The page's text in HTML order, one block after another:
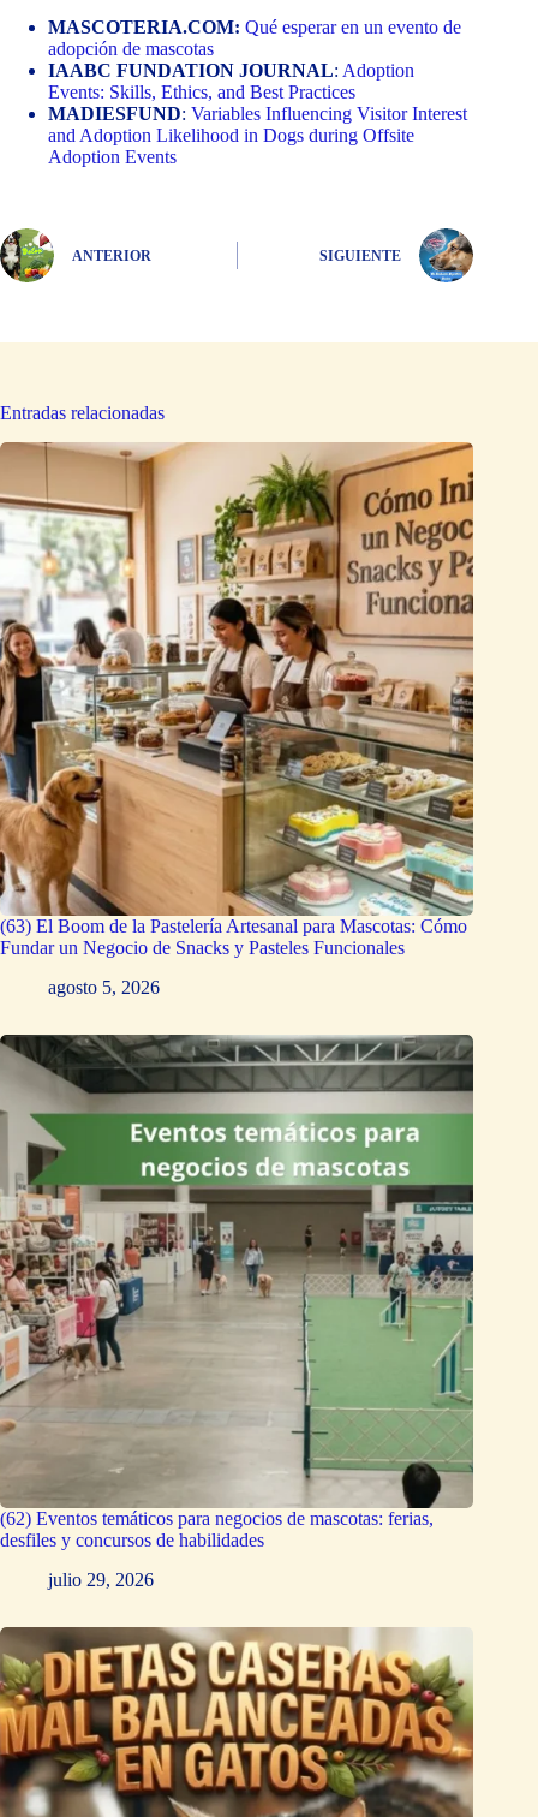
MASCOTERIA.COM: Qué esperar en un evento de
adopción de mascotas
IAABC FUNDATION JOURNAL: Adoption
Events: Skills, Ethics, and Best Practices
MADIESFUND: Variables Influencing Visitor Interest
and Adoption Likelihood in Dogs during Offsite
Adoption Events
ANTERIOR SIGUIENTE
Entradas relacionadas
(63) El Boom de la Pastelería Artesanal para Mascotas: Cómo
Fundar un Negocio de Snacks y Pasteles Funcionales
agosto 5, 2026
(62) Eventos temáticos para negocios de mascotas: ferias,
desfiles y concursos de habilidades
julio 29, 2026